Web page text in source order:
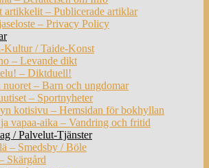
artikkelit – Publicerade artiklar
– Privacy Policy
Kultur / Taide-Konst
– Levande dikt
– Diktduell!
nuoret – Barn och ungdomar
– Sportnyheter
kotisivu – Hemsidan för bokhyllan
vapaa-aika – Vandring och fritid
/ Palvelut-Tjänster
– Smedsby / Böle
Skärgård